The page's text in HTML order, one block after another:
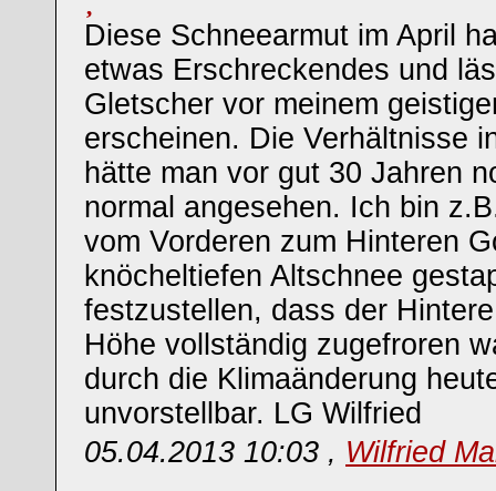
Diese Schneearmut im April
etwas Erschreckendes und
Gletscher vor meinem
erscheinen. Die Verhältnisse
hätte man vor gut 30 Jahren
normal angesehen. Ich bin
vom Vorderen zum Hinteren
knöcheltiefen Altschnee
festzustellen, dass der
Höhe vollständig zugefroren
durch die Klimaänderung
unvorstellbar. LG Wilfried
05.04.2013 10:03 , Wilfried